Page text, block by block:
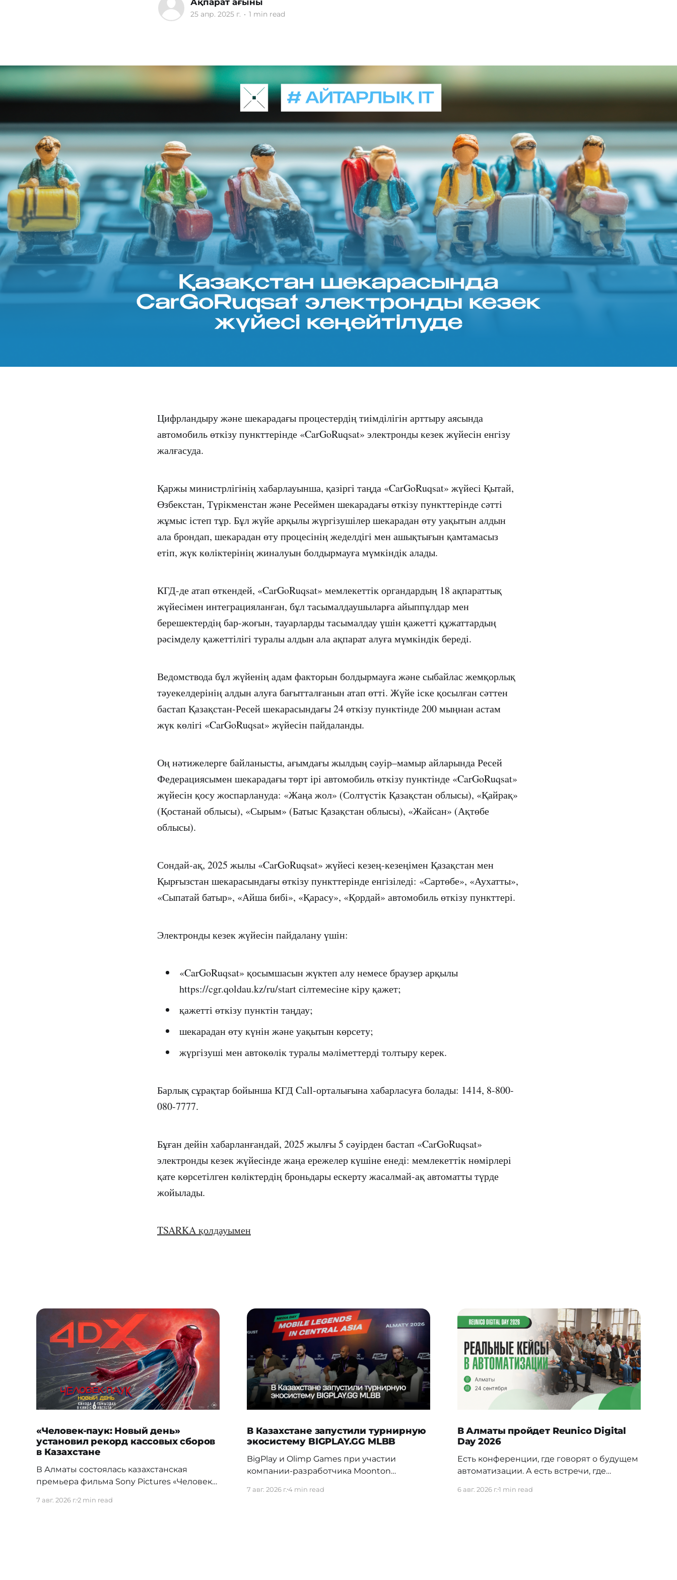
Ақпарат ағыны
25 апр. 2025 г. • 1 min read
Цифрландыру және шекарадағы процестердің тиімділігін арттыру аясында
автомобиль өткізу пункттерінде «CarGoRuqsat» электронды кезек жүйесін енгізу
жалғасуда.
Қаржы министрлігінің хабарлауынша, қазіргі таңда «CarGoRuqsat» жүйесі Қытай,
Өзбекстан, Түрікменстан және Ресеймен шекарадағы өткізу пункттерінде сәтті
жұмыс істеп тұр. Бұл жүйе арқылы жүргізушілер шекарадан өту уақытын алдын
ала брондап, шекарадан өту процесінің жеделдігі мен ашықтығын қамтамасыз
етіп, жүк көліктерінің жиналуын болдырмауға мүмкіндік алады.
КГД-де атап өткендей, «CarGoRuqsat» мемлекеттік органдардың 18 ақпараттық
жүйесімен интеграцияланған, бұл тасымалдаушыларға айыппұлдар мен
берешектердің бар-жоғын, тауарларды тасымалдау үшін қажетті құжаттардың
рәсімделу қажеттілігі туралы алдын ала ақпарат алуға мүмкіндік береді.
Ведомствода бұл жүйенің адам факторын болдырмауға және сыбайлас жемқорлық
тәуекелдерінің алдын алуға бағытталғанын атап өтті. Жүйе іске қосылған сәттен
бастап Қазақстан-Ресей шекарасындағы 24 өткізу пунктінде 200 мыңнан астам
жүк көлігі «CarGoRuqsat» жүйесін пайдаланды.
Оң нәтижелерге байланысты, ағымдағы жылдың сәуір–мамыр айларында Ресей
Федерациясымен шекарадағы төрт ірі автомобиль өткізу пунктінде «CarGoRuqsat»
жүйесін қосу жоспарлануда: «Жаңа жол» (Солтүстік Қазақстан облысы), «Қайрақ»
(Қостанай облысы), «Сырым» (Батыс Қазақстан облысы), «Жайсан» (Ақтөбе
облысы).
Сондай-ақ, 2025 жылы «CarGoRuqsat» жүйесі кезең-кезеңімен Қазақстан мен
Қырғызстан шекарасындағы өткізу пункттерінде енгізіледі: «Сартөбе», «Аухатты»,
«Сыпатай батыр», «Айша бибі», «Қарасу», «Қордай» автомобиль өткізу пункттері.
Электронды кезек жүйесін пайдалану үшін:
«CarGoRuqsat» қосымшасын жүктеп алу немесе браузер арқылы
https://cgr.qoldau.kz/ru/start сілтемесіне кіру қажет;
қажетті өткізу пунктін таңдау;
шекарадан өту күнін және уақытын көрсету;
жүргізуші мен автокөлік туралы мәліметтерді толтыру керек.
Барлық сұрақтар бойынша КГД Call-орталығына хабарласуға болады: 1414, 8-800-
080-7777.
Бұған дейін хабарланғандай, 2025 жылғы 5 сәуірден бастап «CarGoRuqsat»
электронды кезек жүйесінде жаңа ережелер күшіне енеді: мемлекеттік нөмірлері
қате көрсетілген көліктердің броньдары ескерту жасалмай-ақ автоматты түрде
жойылады.
TSARKA қолдауымен
«Человек-паук: Новый день»
установил рекорд кассовых сборов
в Казахстане
В Алматы состоялась казахстанская
премьера фильма Sony Pictures «Человек-
день картина установила новый
7 авг. 2026 г.2 min read
В Казахстане запустили турнирную
экосистему BIGPLAY.GG MLBB
BigPlay и Olimp Games при участии
компании-разработчика Moonton
экосистему BIGPLAY.GG MLBB. Проект
7 авг. 2026 г.4 min read
В Алматы пройдет Reunico Digital
Day 2026
Есть конференции, где говорят о будущем
автоматизации. А есть встречи, где
внутри реальных компаний. 24 сентября в
6 авг. 2026 г.1 min read